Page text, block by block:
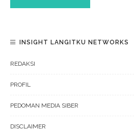
INSIGHT LANGITKU NETWORKS
REDAKSI
PROFIL
PEDOMAN MEDIA SIBER
DISCLAIMER